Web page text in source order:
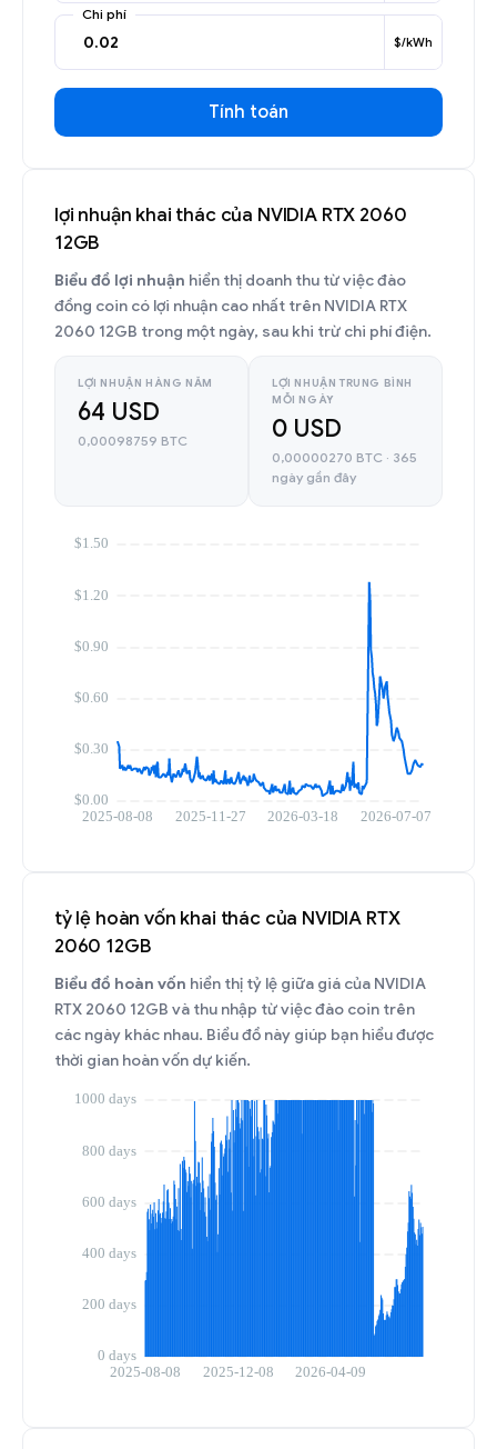
Chi phí
$/kWh
Tính toán
lợi nhuận khai thác của NVIDIA RTX 2060
12GB
Biểu đồ lợi nhuận hiển thị doanh thu từ việc đào
đồng coin có lợi nhuận cao nhất trên NVIDIA RTX
2060 12GB trong một ngày, sau khi trừ chi phí điện.
LỢI NHUẬN HÀNG NĂM
64 USD
0,00098759 BTC
LỢI NHUẬN TRUNG BÌNH
MỖI NGÀY
0 USD
0,00000270 BTC · 365
ngày gần đây
tỷ lệ hoàn vốn khai thác của NVIDIA RTX
2060 12GB
Biểu đồ hoàn vốn hiển thị tỷ lệ giữa giá của NVIDIA
RTX 2060 12GB và thu nhập từ việc đào coin trên
các ngày khác nhau. Biểu đồ này giúp bạn hiểu được
thời gian hoàn vốn dự kiến.